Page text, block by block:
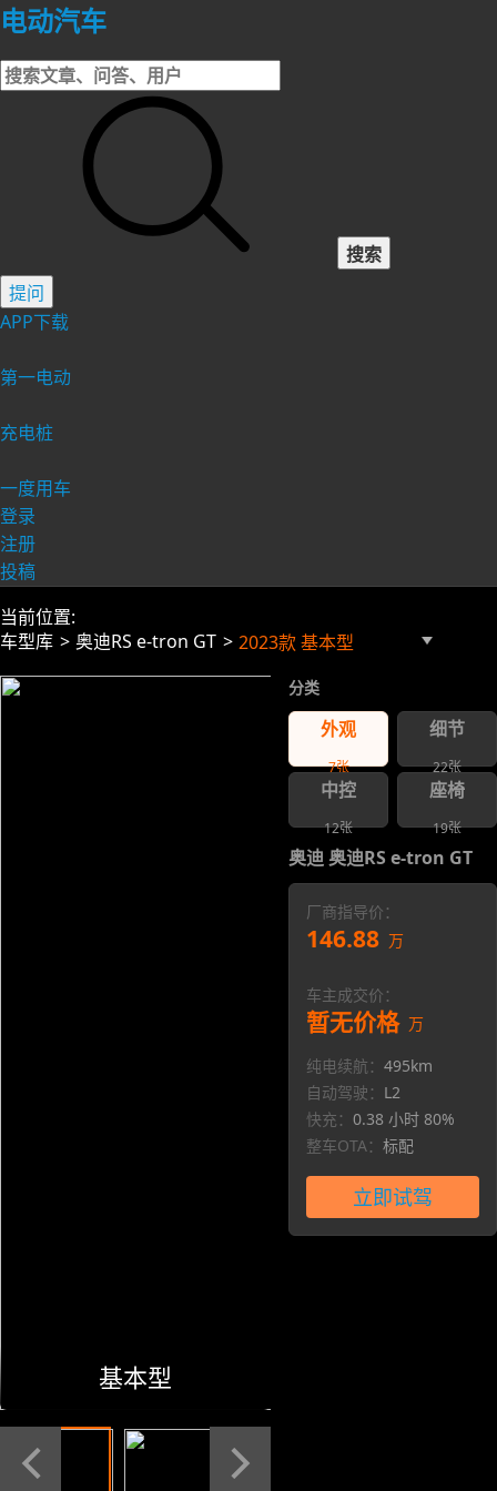
电动汽车
搜索
提问
APP下载
第一电动
充电桩
一度用车
登录
注册
投稿
当前位置:
车型库
奥迪RS e-tron GT 2023款 基本型
基本型
分类
外观
7张
细节
22张
中控
12张
座椅
19张
奥迪 奥迪RS e-tron GT
厂商指导价：
146.88 万
车主成交价：
暂无价格 万
纯电续航： 495km
自动驾驶： L2
快充： 0.38 小时 80%
整车OTA： 标配
立即试驾